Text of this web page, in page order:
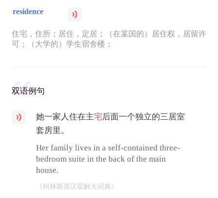
residence
住宅，住所；居住，定居；（在某国的）居住权，居留许
可；（大学的）学生宿舍楼；
双语例句
她一家人住在主宅后面一个独立的三居室
套房里。
Her family lives in a self-contained three-
bedroom suite in the back of the main
house.
《柯林斯英汉双解大词典》